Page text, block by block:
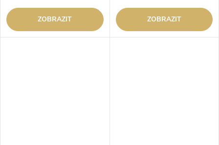
ZOBRAZIT ZOBRAZIT